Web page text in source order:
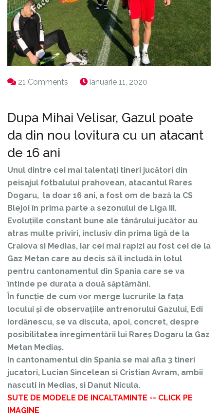
21 Comments ianuarie 11, 2020
Dupa Mihai Velisar, Gazul poate
da din nou lovitura cu un atacant
de 16 ani
Unul dintre cei mai talentați tineri jucători din
peisajul fotbalului prahovean, atacantul Rares
Dogaru, la doar 16 ani, a fost om de bază la CS
Blejoi în prima parte a sezonului de Liga III.
Evoluțiile constant bune ale tânărului jucător au
atras multe priviri, inclusiv din prima ligă de la
Craiova si Medias, iar cei mai rapizi au fost cei de la
Gaz Metan care au decis să îl includă în lotul
pentru cantonamentul din Spania care se va
întinde pe durata a două săptămâni.
În funcție de cum vor merge lucrurile la fața
locului și de observațiile antrenorului Gazului, Edi
Iordănescu, se va discuta, apoi, concret, despre
posibilitatea înregimentării lui Rareș Dogaru la Gaz
Metan Mediaș.
In cantonamentul din Spania se mai afla 3 tineri
jucatori, Lucian Sincelean si Cristian Avram, ambii
nascuti in Medias, si Danut Nicula.
SUTE DE MODELE DE INCALTAMINTE -- CLICK PE
IMAGINE